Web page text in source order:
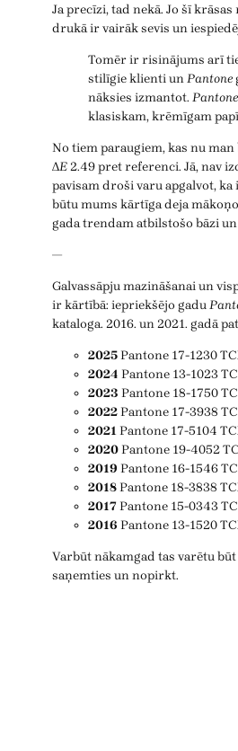
Ja precīzi, tad nekā. Jo šī
drukā ir vairāk sevis un
Tomēr ir risinājums arī
stilīgie klienti unPantone
nāksies izmantot.
klasiskam, krēmīgam
No tiem paraugiem, kas nu
ΔE2.49 pret referenci. Jā, nav
pavisam droši varu apgalvot,
būtu mums kārtīga deja
gada trendam atbilstošo bāzi
—
Galvassāpju mazināšanai un
ir kārtībā: iepriekšējo gadu
kataloga. 2016. un 2021. gadā
2025Pantone 17-1230
2024 Pantone 13-1023
2023 Pantone 18-1750
2022Pantone 17-3938
2021Pantone 17-5104
2020Pantone 19-4052
2019 Pantone 16-1546
2018Pantone 18-3838
2017Pantone 15-0343
2016 Pantone 13-1520
Varbūt nākamgad tas varētu
saņemties un nopirkt.